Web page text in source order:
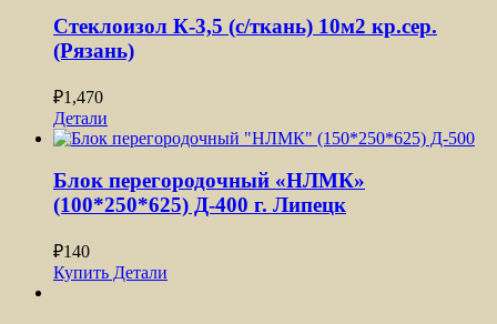
Стеклоизол К-3,5 (с/ткань) 10м2 кр.сер.
(Рязань)
₽1,470
Детали
Блок перегородочный «НЛМК»
(100*250*625) Д-400 г. Липецк
₽140
Купить Детали